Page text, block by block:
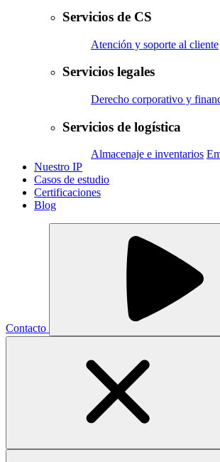
Servicios de CS
Atención y soporte al cliente
Servicios legales
Derecho corporativo y
Servicios de logística
Almacenaje e inventarios
Nuestro IP
Casos de estudio
Certificaciones
Blog
Contacto